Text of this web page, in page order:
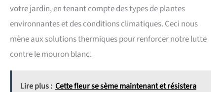
votre jardin, en tenant compte des types de plantes
environnantes et des conditions climatiques. Ceci nous
mène aux solutions thermiques pour renforcer notre lutte
contre le mouron blanc.
Lire plus : Cette fleur se sème maintenant et résistera